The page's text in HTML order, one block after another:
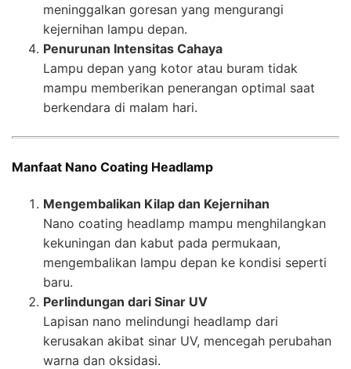
meninggalkan goresan yang mengurangi
kejernihan lampu depan.
Penurunan Intensitas Cahaya
Lampu depan yang kotor atau buram tidak
mampu memberikan penerangan optimal saat
berkendara di malam hari.
Manfaat Nano Coating Headlamp
Mengembalikan Kilap dan Kejernihan
Nano coating headlamp mampu menghilangkan
kekuningan dan kabut pada permukaan,
mengembalikan lampu depan ke kondisi seperti
baru.
Perlindungan dari Sinar UV
Lapisan nano melindungi headlamp dari
kerusakan akibat sinar UV, mencegah perubahan
warna dan oksidasi.